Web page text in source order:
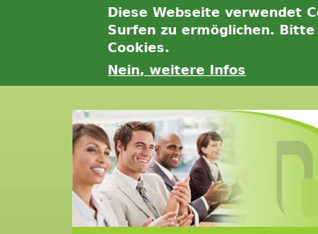
Diese Webseite verwendet
Surfen zu ermöglichen.
Cookies.
Nein, weitere Infos